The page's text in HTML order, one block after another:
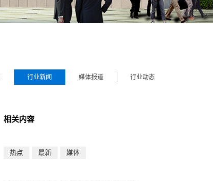
行业新闻 媒体报道 行业动态
相关内容
热点 最新 媒体